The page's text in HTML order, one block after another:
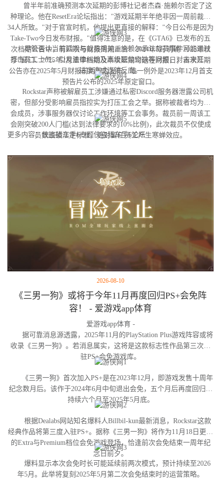
曾半年前准确预测本次延期的彭博社记者杰森·施赖尔否定了这
种理论。他在ResetEra论坛指出："游戏延期半年绝非因一周前裁撤
34人所致。"对于官宣时机，他提出更直接的解释："今日公布是因为
Take-Two今日发布财报。"值得注意的是，在《GTA6》已发布的五
次档期公告中，有四次与财报周期重合：2024年5月明确"2025年秋
季"窗口、2025年2月重申档期及本次延期均选在财报日；首次延期
公告亦在2025年5月财报前两周内发布。唯一例外是2023年12月首支
预告片公布的2025年原定窗口。
尽管否认当前延期与裁员相关，施赖尔承认裁员事件可能通过
打击员工士气、引发法律纠纷及高级职位空缺等问题，对未来开发
进度造成连锁反应。
Rockstar声称被解雇员工涉嫌通过私密Discord服务器泄露公司机
密，但部分受影响雇员指控实为打压工会之举。据称被裁者均为工
会成员，涉事服务器仅讨论工作环境等工会事务。裁员前一周该工
会刚突破200人门槛(达到法律要求的10%比例)，此次裁员不仅使成
员数跌破法定标准，更对留任员工产生寒蝉效应。
更多内容：侠盗猎车手6专题侠盗猎车手6论坛
2026-08-10
《三男一狗》或将于今年11月再度回归PS+会免阵
容！ - 爱游戏app体育
爱游戏app体育 -
据可靠消息源透露，2025年11月的PlayStation Plus游戏阵容或将
收录《三男一狗》。若消息属实，这将是这款标志性作品第三次进
驻PS+会免游戏库。
《三男一狗》首次加入PS+是在2023年12月，即游戏发售十周年
纪念数月后。该作于2024年6月中旬退出会免，五个月后再度回归并
持续六个月至2025年5月底。
根据Dealabs网站知名爆料人Billbil-kun最新消息，Rockstar这款
经典作品将第三度入驻PS+。据称《三男一狗》将作为11月18日更新
的Extra与Premium档位会免游戏登场，恰逢前次会免结束一周年纪
念日前夕。
爆料显示本次会免时长可能延续前两次模式，预计持续至2026
年5月。此举将复刻2025年5月第二次会免结束时的运营策略。